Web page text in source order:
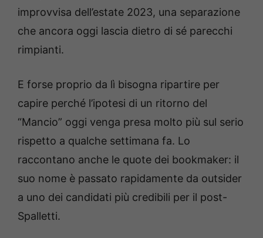
improvvisa dell’estate 2023, una separazione
che ancora oggi lascia dietro di sé parecchi
rimpianti.
E forse proprio da lì bisogna ripartire per
capire perché l’ipotesi di un ritorno del
“Mancio” oggi venga presa molto più sul serio
rispetto a qualche settimana fa. Lo
raccontano anche le quote dei bookmaker: il
suo nome è passato rapidamente da outsider
a uno dei candidati più credibili per il post-
Spalletti.